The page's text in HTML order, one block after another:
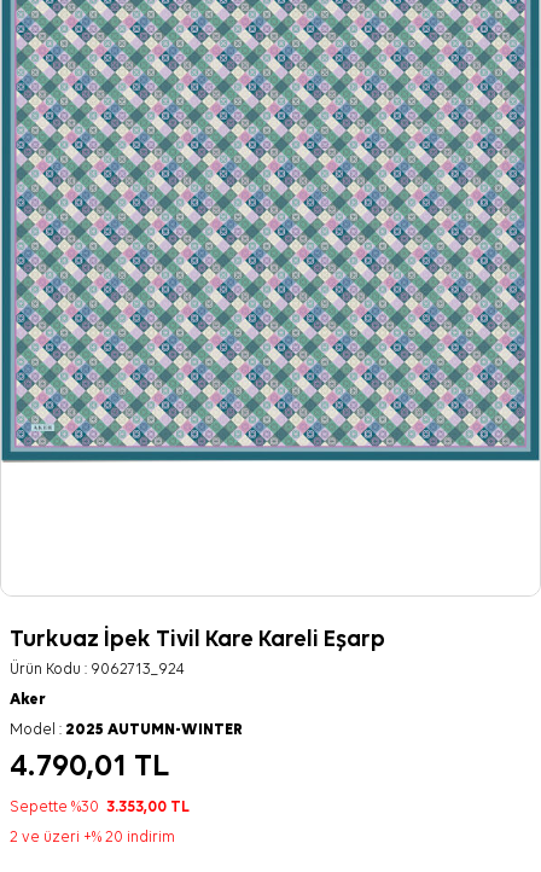
Turkuaz İpek Tivil Kare Kareli Eşarp
Ürün Kodu : 9062713_924
Aker
Model : 2025 AUTUMN-WINTER
4.790,01 TL
Sepette %30 3.353,00 TL
2 ve üzeri +% 20 indirim